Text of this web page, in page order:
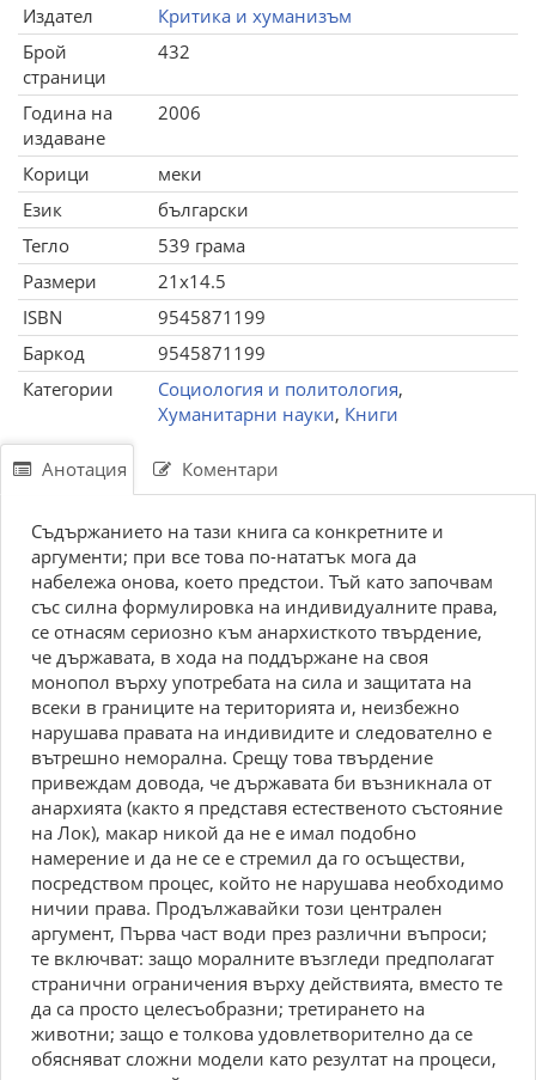
Издател
Критика и хуманизъм
Брой
страници
432
Година на
издаване
2006
Корици
меки
Език
български
Тегло
539 грама
Размери
21x14.5
ISBN
9545871199
Баркод
9545871199
Категории
Социология и политология,
Хуманитарни науки, Книги
Анотация Коментари
Съдържанието на тази книга са конкретните и
аргументи; при все това по-нататък мога да
набележа онова, което предстои. Тъй като започвам
със силна формулировка на индивидуалните права,
се отнасям сериозно към анархисткото твърдение,
че държавата, в хода на поддържане на своя
монопол върху употребата на сила и защитата на
всеки в границите на територията и, неизбежно
нарушава правата на индивидите и следователно е
вътрешно неморална. Срещу това твърдение
привеждам довода, че държавата би възникнала от
анархията (както я представя естественото състояние
на Лок), макар никой да не е имал подобно
намерение и да не се е стремил да го осъществи,
посредством процес, който не нарушава необходимо
ничии права. Продължавайки този централен
аргумент, Първа част води през различни въпроси;
те включват: защо моралните възгледи предполагат
странични ограничения върху действията, вместо те
да са просто целесъобразни; третирането на
животни; защо е толкова удовлетворително да се
обясняват сложни модели като резултат на процеси,